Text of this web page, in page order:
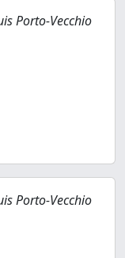
Porto-Vecchio
Porto-Vecchio